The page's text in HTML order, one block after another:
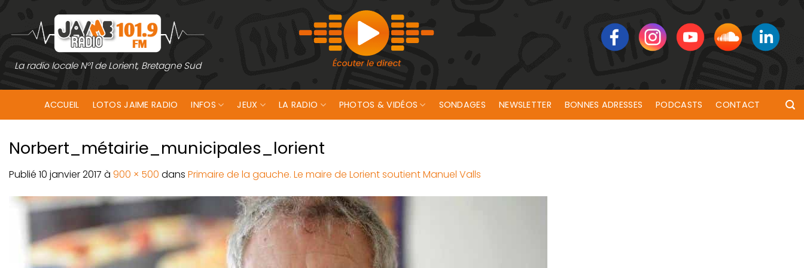
contenu
La radio locale N°1 de Lorient, Bretagne Sud
ACCUEIL LOTOS JAIME RADIO INFOS JEUX LA RADIO PHOTOS & VIDÉOS SONDAGES NEWSLETTER BONNES ADRESSES PODCASTS CONTACT
Norbert_métairie_municipales_lorient
Publié 10 janvier 2017 à 900 × 500 dans Primaire de la gauche. Le maire de Lorient soutient Manuel Valls